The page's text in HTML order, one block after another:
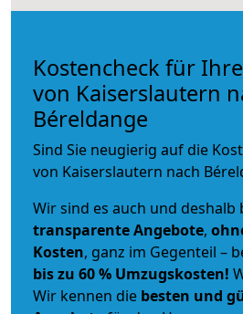
Kostencheck für
von Kaiserslautern
Béreldange
Sind Sie neugierig auf die
von Kaiserslautern nach
Wir sind es auch und
transparente Angebote,
Kosten, ganz im Gegenteil –
bis zu 60 % Umzugskosten!
Wir kennen die besten und